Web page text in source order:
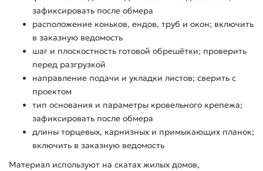
зафиксировать после обмера
расположение коньков, ендов, труб и окон; включить
в заказную ведомость
шаг и плоскостность готовой обрешётки; проверить
перед разгрузкой
направление подачи и укладки листов; сверить с
проектом
тип основания и параметры кровельного крепежа;
зафиксировать после обмера
длины торцевых, карнизных и примыкающих планок;
включить в заказную ведомость
Материал используют на скатах жилых домов,